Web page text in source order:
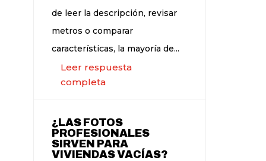
de leer la descripción, revisar
metros o comparar
características, la mayoría de...
Leer respuesta
completa
¿LAS FOTOS
PROFESIONALES
SIRVEN PARA
VIVIENDAS VACÍAS?